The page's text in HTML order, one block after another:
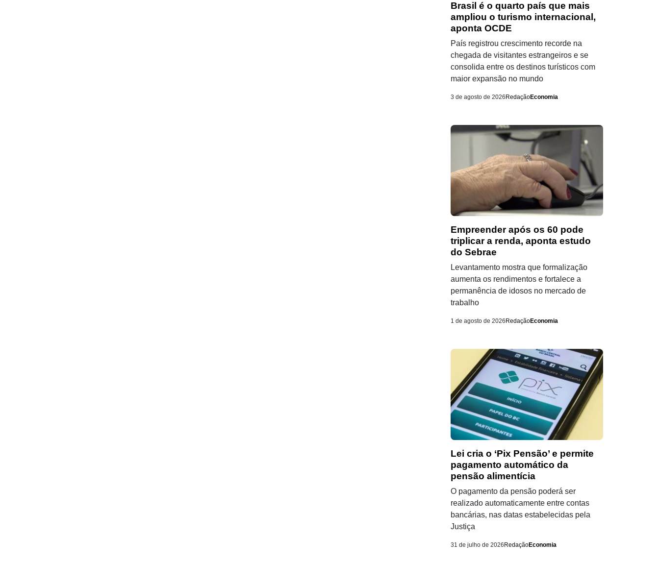
Brasil é o quarto país que mais
ampliou o turismo internacional,
aponta OCDE
País registrou crescimento recorde na
chegada de visitantes estrangeiros e se
consolida entre os destinos turísticos com
maior expansão no mundo
3 de agosto de 2026 RedaçãoEconomia
Empreender após os 60 pode
triplicar a renda, aponta estudo
do Sebrae
Levantamento mostra que formalização
aumenta os rendimentos e fortalece a
permanência de idosos no mercado de
trabalho
1 de agosto de 2026 RedaçãoEconomia
Lei cria o ‘Pix Pensão’ e permite
pagamento automático da
pensão alimentícia
O pagamento da pensão poderá ser
realizado automaticamente entre contas
bancárias, nas datas estabelecidas pela
Justiça
31 de julho de 2026 RedaçãoEconomia